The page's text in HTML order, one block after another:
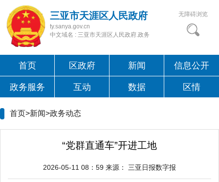
三亚市天涯区人民政府
ty.sanya.gov.cn
中文域名 : 三亚市天涯区人民政府.政务
无障碍浏览
首页 区政府 新闻 信息公开
政务服务 互动 数据 区情
首页>新闻>政务动态
“党群直通车”开进工地
2026-05-11 08：59 来源： 三亚日报数字报